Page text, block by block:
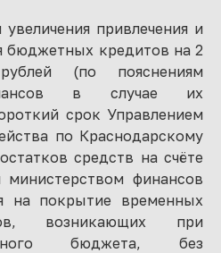
привлечения и
бюджетных кредитов на 2
(по пояснениям
в случае их
срок Управлением
по Краснодарскому
средств на счёте
финансов
на покрытие временных
возникающих при
бюджета, без